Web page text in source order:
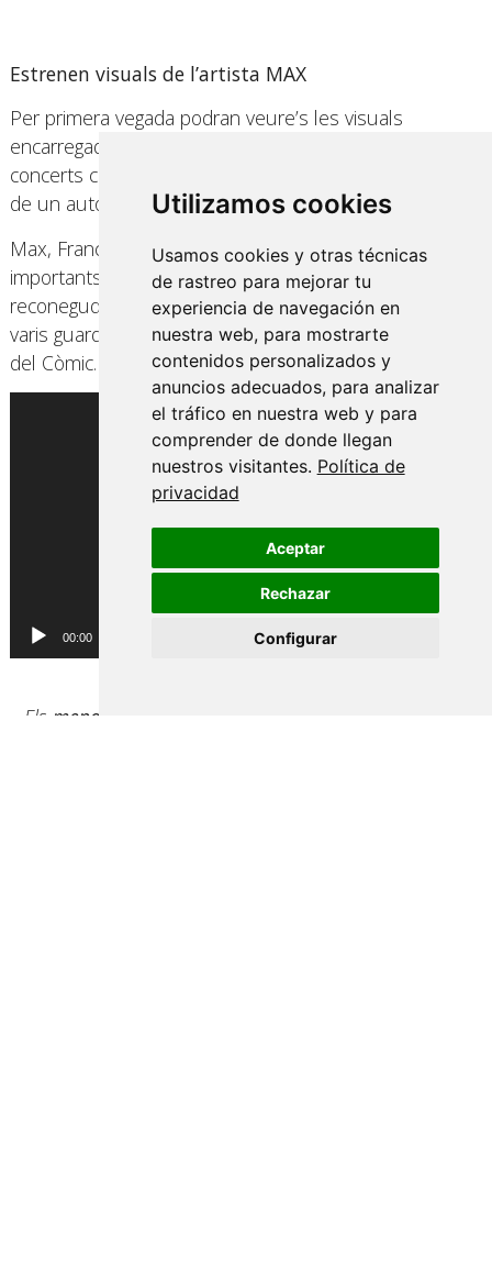
Utilizamos cookies
Usamos cookies y otras técnicas
de rastreo para mejorar tu
experiencia de navegación en
nuestra web, para mostrarte
contenidos personalizados y
anuncios adecuados, para analizar
el tráfico en nuestra web y para
comprender de donde llegan
nuestros visitantes. Política de
privacidad
Aceptar
Rechazar
Configurar
Estrenen visuals de l’artista MAX
Per primera vegada podran veure’s les visuals
encarregades a l’artista MAX per acompanyar els
concerts commemoratius d’Una semana en el motor
de un autobús.
Max, Francesc Capdevila, és una de les figures més
importants del còmic espanyol, la seva obra ha estat
reconeguda tant fora com dins d’Espanya, guanyant
varis guardons entre els quals hi ha el Premi Nacional
del Còmic.
00:00
– Els menors de 14 anys